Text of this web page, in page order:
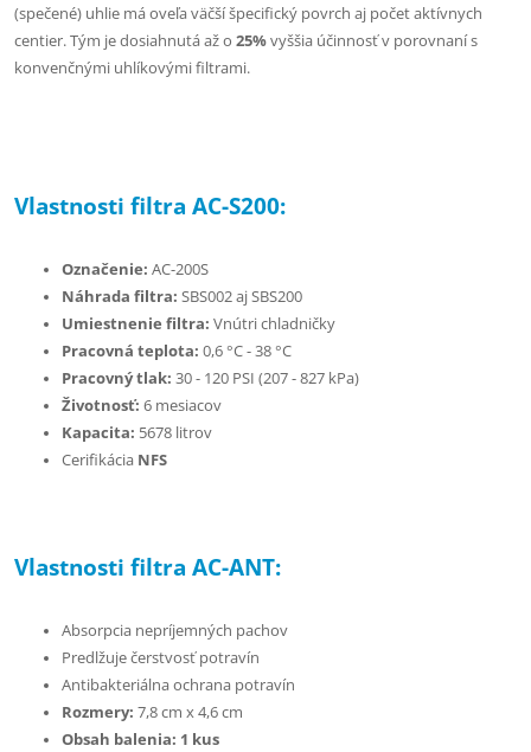
(spečené) uhlie má oveľa väčší špecifický povrch aj počet aktívnych
centier. Tým je dosiahnutá až o 25%vyššia účinnosť v porovnaní s
konvenčnými uhlíkovými filtrami.
Vlastnosti filtra AC-S200:
Označenie: AC-200S
Náhrada filtra: SBS002 aj SBS200
Umiestnenie filtra: Vnútri chladničky
Pracovná teplota: 0,6 °C - 38 °C
Pracovný tlak: 30 - 120 PSI (207 - 827 kPa)
Životnosť: 6 mesiacov
Kapacita: 5678 litrov
Cerifikácia NFS
Vlastnosti filtra AC-ANT:
Absorpcia nepríjemných pachov
Predlžuje čerstvosť potravín
Antibakteriálna ochrana potravín
Rozmery: 7,8 cm x 4,6 cm
Obsah balenia: 1 kus